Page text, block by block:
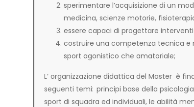
sperimentare l’acquisizione di un
medicina, scienze motorie,
essere capaci di progettare
costruire una competenza tecnica e
sport agonistico che amatoriale;
L’ organizzazione didattica del Master è
seguenti temi: principi base della
sport di squadra ed individuali, le abilità